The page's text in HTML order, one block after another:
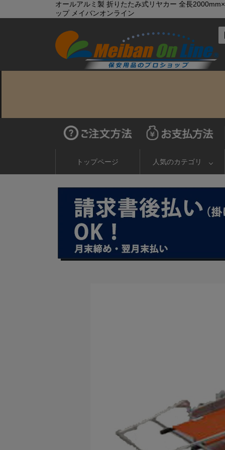
オールアルミ製 折りたたみ式リヤカー 全長
ップ メイバンオンライン
トップページ 人気のカテゴリ